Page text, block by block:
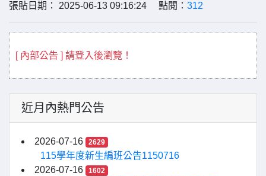
張貼日期： 2025-06-13 09:16:24 點閱： 312
[ 內部公告 ] 請登入後瀏覽！
近月內熱門公告
2026-07-16 2629
115學年度新生編班公告1150716
2026-07-16
1602